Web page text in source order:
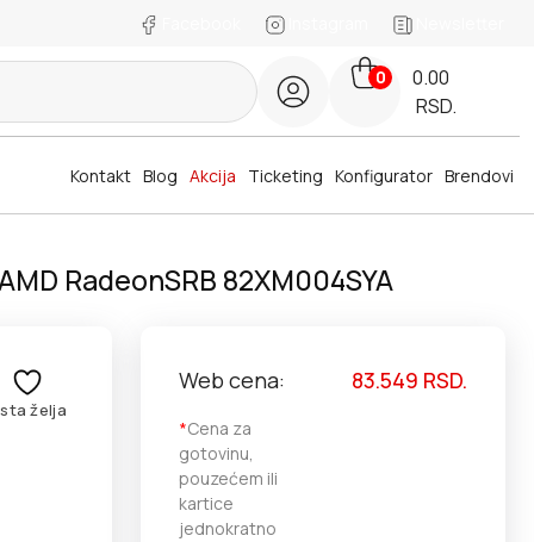
Instagram Newsletter
0
0.00
RSD.
Brendovi
Blog Akcija
Kontakt Ticketing Konfigurator
RadeonSRB 82XM004SYA
želja
Web cena:
*Cena za
gotovinu,
pouzećem ili
kartice
jednokratno
83.549 RSD.